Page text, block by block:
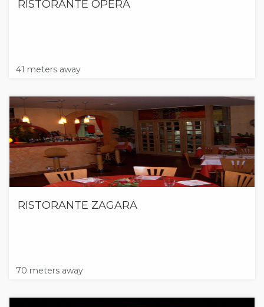
RISTORANTE OPERA
41 meters away
RISTORANTE ZAGARA
70 meters away